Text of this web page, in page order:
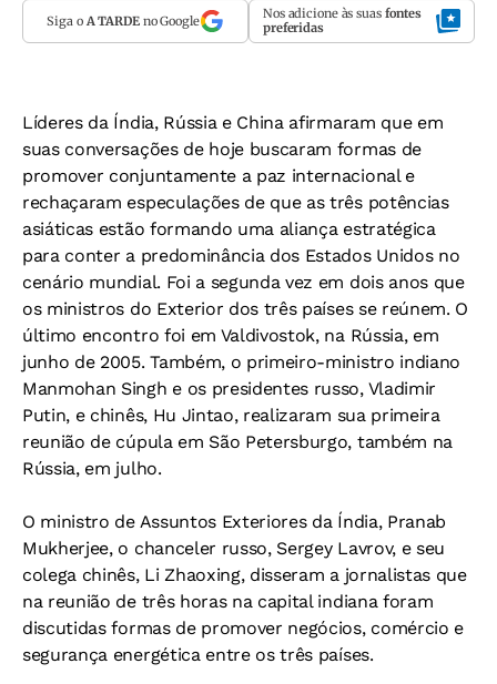
Siga o A TARDEno Google Nos adicione às suas fontes
preferidas
Líderes da Índia, Rússia e China afirmaram que em
suas conversações de hoje buscaram formas de
promover conjuntamente a paz internacional e
rechaçaram especulações de que as três potências
asiáticas estão formando uma aliança estratégica
para conter a predominância dos Estados Unidos no
cenário mundial. Foi a segunda vez em dois anos que
os ministros do Exterior dos três países se reúnem. O
último encontro foi em Valdivostok, na Rússia, em
junho de 2005. Também, o primeiro-ministro indiano
Manmohan Singh e os presidentes russo, Vladimir
Putin, e chinês, Hu Jintao, realizaram sua primeira
reunião de cúpula em São Petersburgo, também na
Rússia, em julho.
O ministro de Assuntos Exteriores da Índia, Pranab
Mukherjee, o chanceler russo, Sergey Lavrov, e seu
colega chinês, Li Zhaoxing, disseram a jornalistas que
na reunião de três horas na capital indiana foram
discutidas formas de promover negócios, comércio e
segurança energética entre os três países.